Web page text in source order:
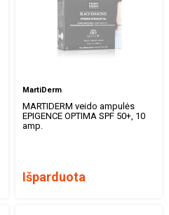
MartiDerm
MARTIDERM veido ampulės
EPIGENCE OPTIMA SPF 50+, 10
amp.
Išparduota